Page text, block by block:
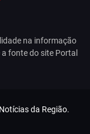
na informação
fonte do site Portal
da Região.